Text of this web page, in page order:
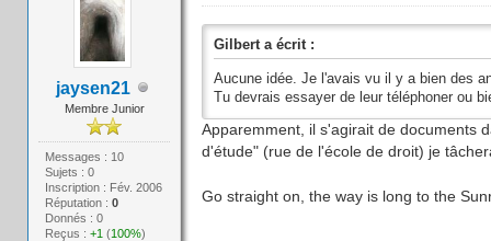
jaysen21
Membre Junior
Messages : 10
Sujets : 0
Inscription : Fév. 2006
Réputation :0
Donnés : 0
Reçus :+1 (100%)
Gilbert a écrit :
Aucune idée. Je l'avais vu il y a bien des
Tu devrais essayer de leur téléphoner ou
Apparemment, il s'agirait de documents
d'étude" (rue de l'école de droit) je
Go straight on, the way is long to the